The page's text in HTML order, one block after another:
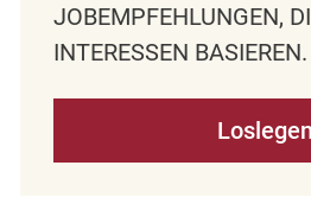
OBEMPFEHLUNGEN,
NTERESSEN BASIEREN.
Loslegen